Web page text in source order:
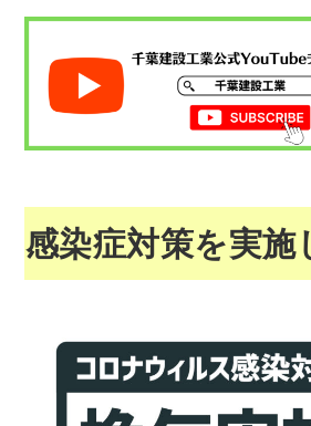
感染症対策を実施